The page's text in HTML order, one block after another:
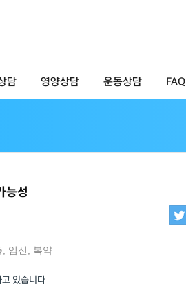
담 영양상담 운동상담 FAQ
능성
임신 복약
있습니다